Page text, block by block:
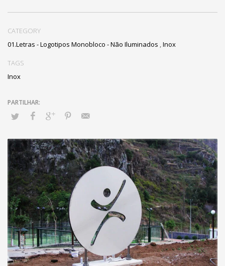
CATEGORY
01.Letras - Logotipos Monobloco - Não Iluminados ,Inox
TAGS
Inox